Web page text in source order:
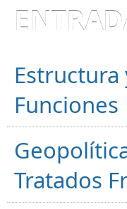
Funciones
Tratados